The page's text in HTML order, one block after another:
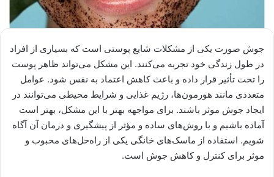
جوش صورت یکی از مشکلات شایع پوستی است که بسیاری از افراد
در طول زندگی خود تجربه می‌کنند. این مشکل می‌تواند ظاهر پوست
را تحت تأثیر قرار داده و باعث کاهش اعتماد به نفس شود. عوامل
متعددی مانند هورمون‌ها، رژیم غذایی و شرایط محیطی می‌توانند در
ایجاد جوش موثر باشند. برای مواجهه بهتر با این مشکل، بهتر است
آماده باشیم و با روش‌های ساده و مؤثر از پیشگیری و درمان آن آگاه
شویم. استفاده از ماسک‌های خانگی یکی از راه‌حل‌های محبوب و
موثر برای کنترل و کاهش جوش است.